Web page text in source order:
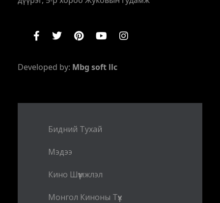
Developed by: Mbg soft llc
Бидний Тухай
Мэдээ
Кино Шүүмжлэл
Монгол Киноны Түүх